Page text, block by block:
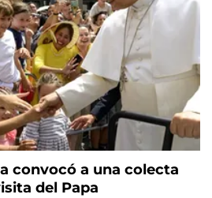
convocó a una colecta
del Papa